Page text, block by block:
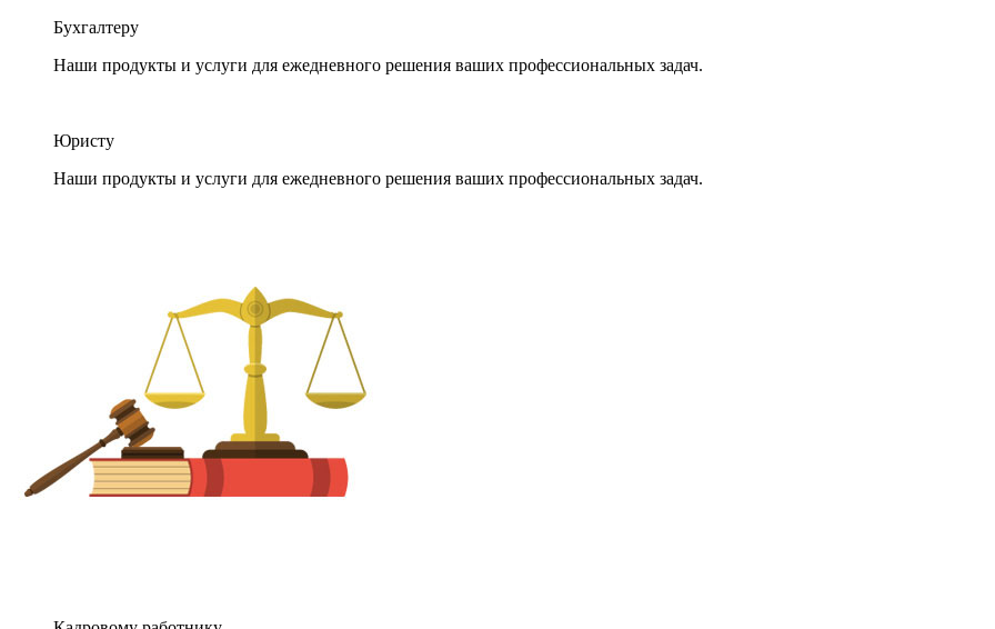
Бухгалтеру
Наши продукты и услуги для ежедневного решения ваших профессиональных задач.
Юристу
Наши продукты и услуги для ежедневного решения ваших профессиональных задач.